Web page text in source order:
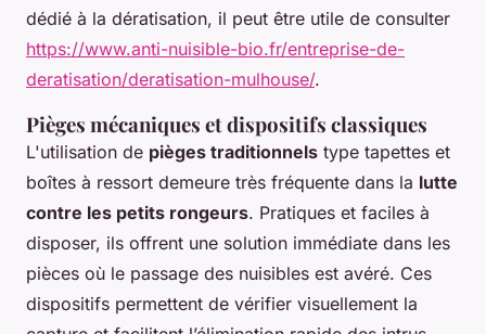
dédié à la dératisation, il peut être utile de consulter
https://www.anti-nuisible-bio.fr/entreprise-de-
deratisation/deratisation-mulhouse/.
Pièges mécaniques et dispositifs classiques
L'utilisation de pièges traditionnels type tapettes et
boîtes à ressort demeure très fréquente dans la lutte
contre les petits rongeurs. Pratiques et faciles à
disposer, ils offrent une solution immédiate dans les
pièces où le passage des nuisibles est avéré. Ces
dispositifs permettent de vérifier visuellement la